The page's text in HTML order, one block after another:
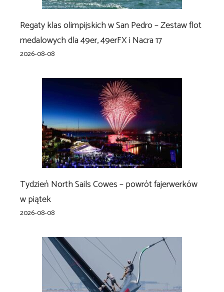
Regaty klas olimpijskich w San Pedro – Zestaw flot
medalowych dla 49er, 49erFX i Nacra 17
2026-08-08
Tydzień North Sails Cowes – powrót fajerwerków
w piątek
2026-08-08